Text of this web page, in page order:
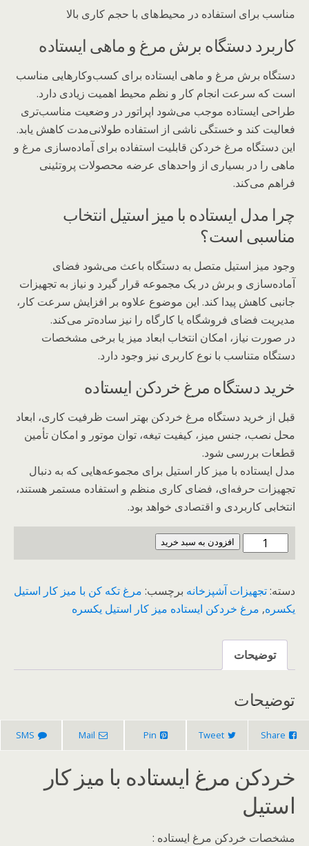
مناسب برای استفاده در محیط‌های با حجم کاری بالا
کاربرد دستگاه برش مرغ و ماهی ایستاده
دستگاه برش مرغ و ماهی ایستاده برای کسب‌وکارهایی مناسب
است که سرعت انجام کار و نظم محیط اهمیت زیادی دارد.
طراحی ایستاده موجب می‌شود اپراتور در وضعیت مناسب‌تری
فعالیت کند و خستگی ناشی از استفاده طولانی‌مدت کاهش یابد.
این دستگاه مرغ خردکن قابلیت استفاده برای آماده‌سازی مرغ و
ماهی را در بسیاری از واحدهای عرضه محصولات پروتئینی
فراهم می‌کند.
چرا مدل ایستاده با میز استیل انتخاب
مناسبی است؟
وجود میز استیل متصل به دستگاه باعث می‌شود فضای
آماده‌سازی و برش در یک مجموعه قرار گیرد و نیاز به تجهیزات
جانبی کاهش پیدا کند. این موضوع علاوه بر افزایش سرعت کار،
مدیریت فضای فروشگاه یا کارگاه را نیز ساده‌تر می‌کند.
در صورت نیاز، امکان انتخاب ابعاد میز یا برخی مشخصات
دستگاه متناسب با نوع کاربری نیز وجود دارد.
خرید دستگاه مرغ خردکن ایستاده
قبل از خرید دستگاه مرغ خردکن بهتر است ظرفیت کاری، ابعاد
محل نصب، جنس میز، کیفیت تیغه، توان موتور و امکان تأمین
قطعات بررسی شود.
مدل ایستاده با میز کار استیل برای مجموعه‌هایی که به دنبال
تجهیزات حرفه‌ای، فضای کاری منظم و استفاده مستمر هستند،
انتخابی کاربردی و اقتصادی خواهد بود.
خردکن
مرغ
با
میز
عدد
افزودن به سبد خرید
دسته:تجهیزات آشپزخانه برچسب: مرغ تکه کن با میز کار استیل
یکسره, مرغ خردکن ایستاده میز کار استیل یکسره
توضیحات
توضیحات
Share
Tweet
Pin
Mail
SMS
خردکن مرغ ایستاده با میز کار
استیل
مشخصات خردکن مرغ ایستاده :